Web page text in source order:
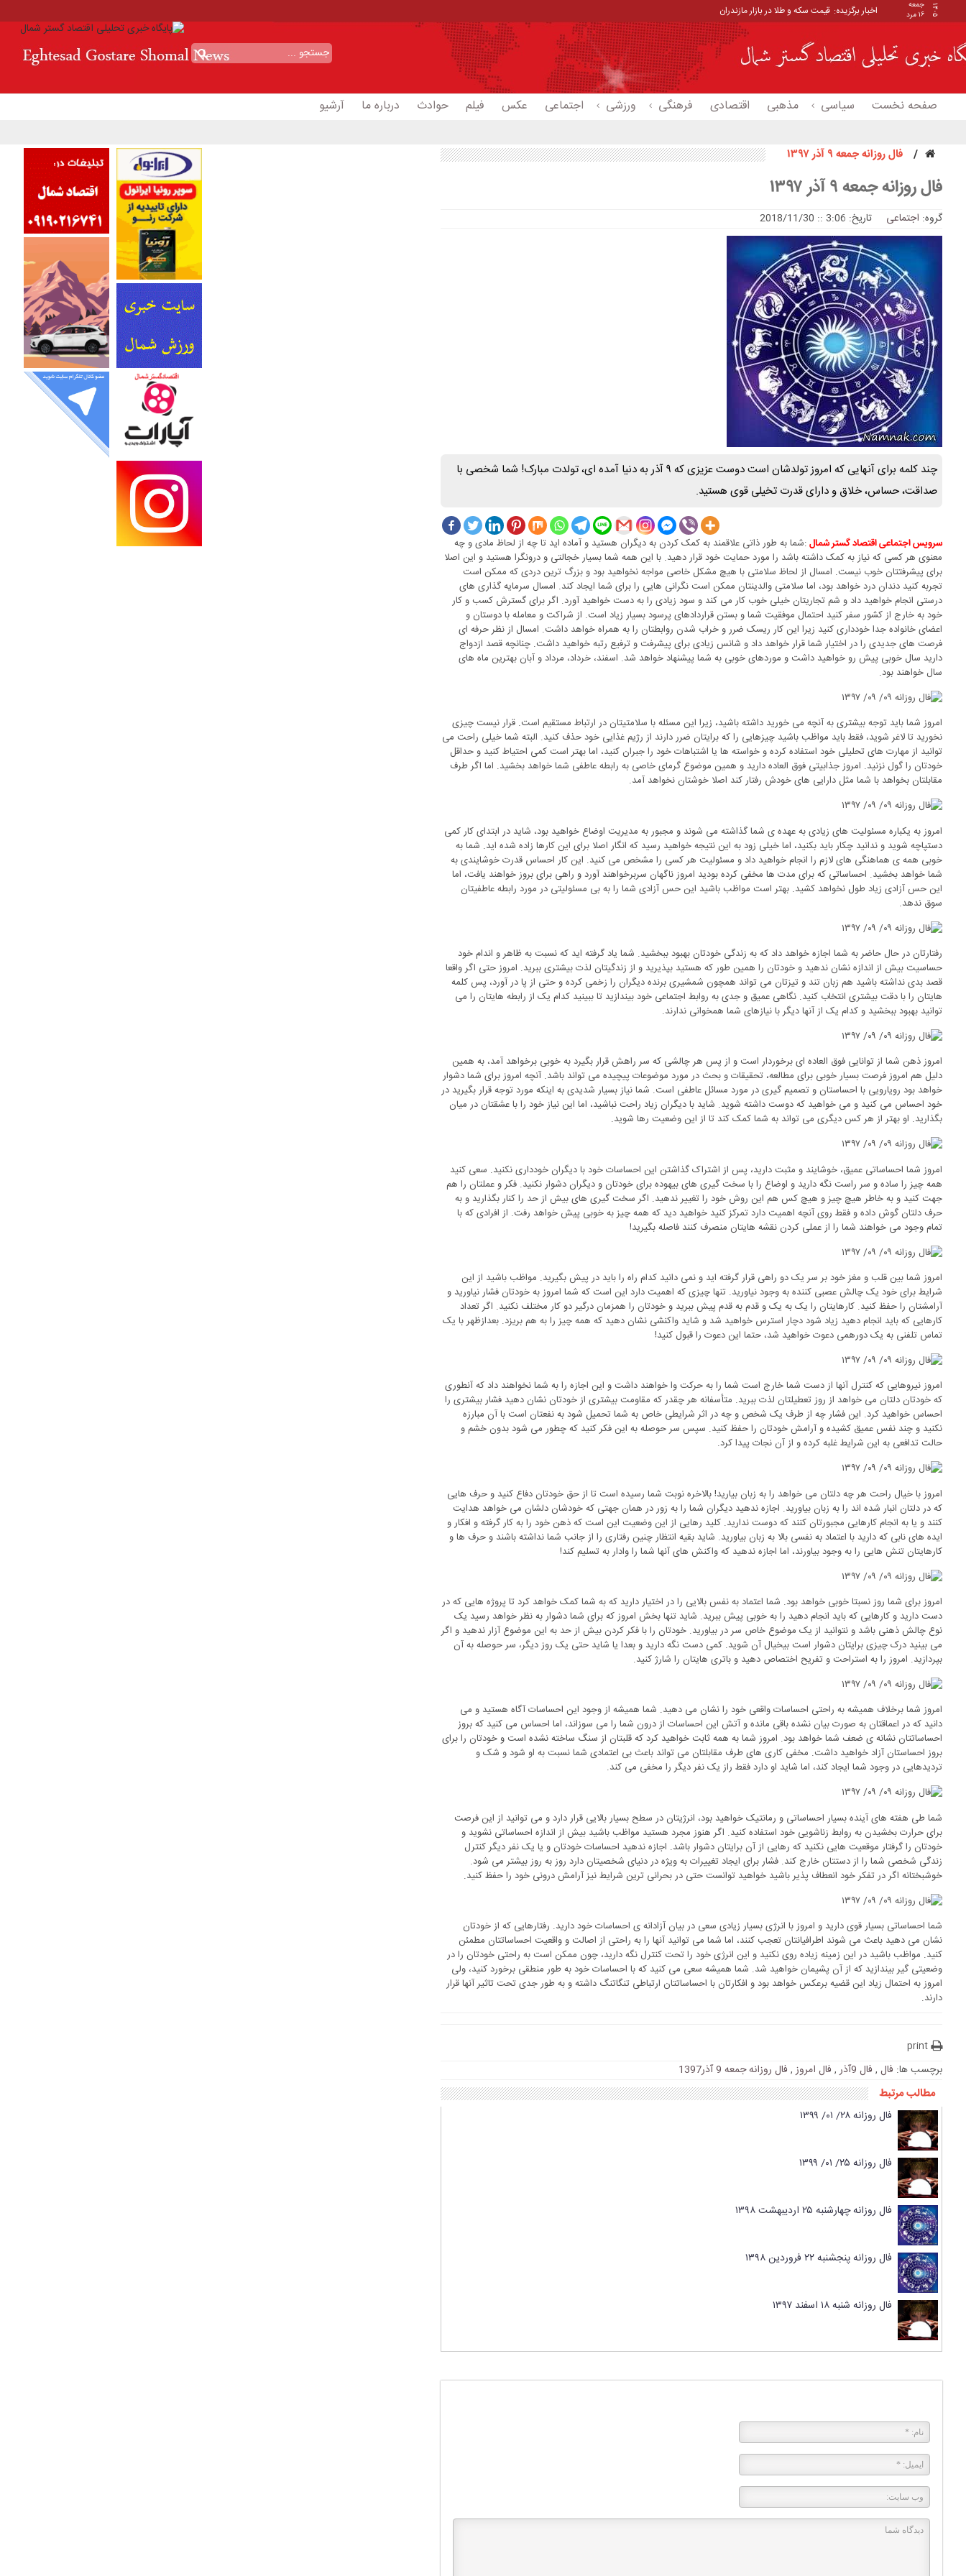
۱۴۰۵
جمعه
۱۶ مرد
اخبار برگزیده: قیمت سکه و طلا در بازار مازندران
صفحه نخست سیاسی مذهبی اقتصادی فرهنگی ورزشی اجتماعی عکس فیلم حوادث درباره ما آرشیو
فال روزانه جمعه ۹ آذر ۱۳۹۷
فال روزانه جمعه ۹ آذر ۱۳۹۷
گروه: اجتماعی تاریخ: 3:06 :: 2018/11/30
چند کلمه برای آنهایی که امروز تولدشان است دوست عزیزی که ۹ آذر به دنیا آمده ای، تولدت مبارک! شما شخصی با
صداقت، حساس، خلاق و دارای قدرت تخیلی قوی هستید.
سرویس اجتماعی اقتصاد گستر شمال :شما به طور ذاتی علاقمند به کمک کردن به دیگران هستید و آماده اید تا چه از لحاظ مادی و چه
معنوی هر کسی که نیاز به کمک داشته باشد را مورد حمایت خود قرار دهید. با این همه شما بسیار خجالتی و درونگرا هستید و این اصلا
برای پیشرفتتان خوب نیست. امسال از لحاظ سلامتی با هیچ مشکل خاصی مواجه نخواهید بود و بزرگ ترین دردی که ممکن است
تجربه کنید دندان درد خواهد بود، اما سلامتی والدینتان ممکن است نگرانی هایی را برای شما ایجاد کند. امسال سرمایه گذاری های
درستی انجام خواهید داد و شم تجاریتان خیلی خوب کار می کند و سود زیادی را به دست خواهید آورد. اگر برای گسترش کسب و کار
خود به خارج از کشور سفر کنید احتمال موفقیت شما و بستن قراردادهای پرسود بسیار زیاد است. از شراکت و معامله با دوستان و
اعضای خانواده جدا خودداری کنید زیرا این کار ریسک ضرر و خراب شدن روابطتان را به همراه خواهد داشت. امسال از نظر حرفه ای
فرصت های جدیدی را در اختیار شما قرار خواهد داد و شانس زیادی برای پیشرفت و ترفیع رتبه خواهید داشت. چنانچه قصد ازدواج
دارید سال خوبی پیش رو خواهید داشت و موردهای خوبی به شما پیشنهاد خواهد شد. اسفند، خرداد، مرداد و آبان بهترین ماه های
سال خواهند بود.
امروز شما باید توجه بیشتری به آنچه می خورید داشته باشید، زیرا این مسئله با سلامتیتان در ارتباط مستقیم است. قرار نیست چیزی
نخورید تا لاغر شوید، فقط باید مواظب باشید چیزهایی را که برایتان ضرر دارند از رژیم غذایی خود حذف کنید. البته شما خیلی راحت می
توانید از مهارت های تحلیلی خود استفاده کرده و خواسته ها یا اشتباهات خود را جبران کنید، اما بهتر است کمی احتیاط کنید و حداقل
خودتان را گول نزنید. امروز جذابیتی فوق العاده دارید و همین موضوع گرمای خاصی به رابطه عاطفی شما خواهد بخشید. اما اگر طرف
مقابلتان بخواهد با شما مثل دارایی های خودش رفتار کند اصلا خوشتان نخواهد آمد.
امروز به یکباره مسئولیت های زیادی به عهده ی شما گذاشته می شوند و مجبور به مدیریت اوضاع خواهید بود، شاید در ابتدای کار کمی
دستپاچه شوید و ندانید چکار باید بکنید، اما خیلی زود به این نتیجه خواهید رسید که انگار اصلا برای این کارها زاده شده اید. شما به
خوبی همه ی هماهنگی های لازم را انجام خواهید داد و مسئولیت هر کسی را مشخص می کنید. این کار احساس قدرت خوشایندی به
شما خواهد بخشید. احساساتی که برای مدت ها مخفی کرده بودید امروز ناگهان سربرخواهند آورد و راهی برای بروز خواهند یافت، اما
این حس آزادی زیاد طول نخواهد کشید. بهتر است مواظب باشید این حس آزادی شما را به بی مسئولیتی در مورد رابطه عاطفیتان
سوق ندهد.
رفتارتان در حال حاضر به شما اجازه خواهد داد که به زندگی خودتان بهبود ببخشید. شما یاد گرفته اید که نسبت به ظاهر و اندام خود
حساسیت بیش از اندازه نشان ندهید و خودتان را همین طور که هستید بپذیرید و از زندگیتان لذت بیشتری ببرید. امروز حتی اگر واقعا
قصد بدی نداشته باشید هم زبان تند و تیزتان می تواند همچون شمشیری برنده دیگران را زخمی کرده و حتی از پا در آورد، پس کلمه
هایتان را با دقت بیشتری انتخاب کنید. نگاهی عمیق و جدی به روابط اجتماعی خود بیندازید تا ببینید کدام یک از رابطه هایتان را می
توانید بهبود ببخشید و کدام یک از آنها دیگر با نیازهای شما همخوانی ندارند.
امروز ذهن شما از توانایی فوق العاده ای برخوردار است و از پس هر چالشی که سر راهش قرار بگیرد به خوبی برخواهد آمد، به همین
دلیل هم امروز فرصت بسیار خوبی برای مطالعه، تحقیقات و بحث در مورد موضوعات پیچیده می تواند باشد. آنچه امروز برای شما دشوار
خواهد بود رویارویی با احساستان و تصمیم گیری در مورد مسائل عاطفی است. شما نیاز بسیار شدیدی به اینکه مورد توجه قرار بگیرید در
خود احساس می کنید و می خواهید که دوست داشته شوید. شاید با دیگران زیاد راحت نباشید، اما این نیاز خود را با عشقتان در میان
بگذارید. او بهتر از هر کس دیگری می تواند به شما کمک کند تا از این وضعیت رها شوید.
امروز شما احساساتی عمیق، خوشایند و مثبت دارید، پس از اشتراک گذاشتن این احساسات خود با دیگران خودداری نکنید. سعی کنید
همه چیز را ساده و سر راست نگه دارید و اوضاع را با سخت گیری های بیهوده برای خودتان و دیگران دشوار نکنید. فکر و عملتان را هم
جهت کنید و به خاطر هیچ چیز و هیچ کس هم این روش خود را تغییر ندهید. اگر سخت گیری های بیش از حد را کنار بگذارید و به
حرف دلتان گوش داده و فقط روی آنچه اهمیت دارد تمرکز کنید خواهید دید که همه چیز به خوبی پیش خواهد رفت. از افرادی که با
تمام وجود می خواهند شما را از عملی کردن نقشه هایتان منصرف کنند فاصله بگیرید!
امروز شما بین قلب و مغز خود بر سر یک دو راهی قرار گرفته اید و نمی دانید کدام راه را باید در پیش بگیرید. مواظب باشید از این
شرایط برای خود یک چالش عصبی کننده به وجود نیاورید. تنها چیزی که اهمیت دارد این است که شما امروز به خودتان فشار نیاورید و
آرامشتان را حفظ کنید. کارهایتان را یک به یک و قدم به قدم پیش ببرید و خودتان را همزمان درگیر دو کار مختلف نکنید. اگر تعداد
کارهایی که باید انجام دهید زیاد شود دچار استرس خواهید شد و شاید واکنشی نشان دهید که همه چیز را به هم بریزد. بعدازظهر با یک
تماس تلفنی به یک دورهمی دعوت خواهید شد، حتما این دعوت را قبول کنید!
امروز نیروهایی که کنترل آنها از دست شما خارج است شما را به حرکت وا خواهند داشت و این اجازه را به شما نخواهند داد که آنطوری
که خودتان دلتان می خواهد از روز تعطیلتان لذت ببرید. متأسفانه هر چقدر که مقاومت بیشتری از خودتان نشان دهید فشار بیشتری را
احساس خواهید کرد. این فشار چه از طرف یک شخص و چه در اثر شرایطی خاص به شما تحمیل شود به نفعتان است با آن مبارزه
نکنید و چند نفس عمیق کشیده و آرامش خودتان را حفظ کنید. سپس سر حوصله به این فکر کنید که چطور می شود بدون خشم و
حالت تدافعی به این شرایط غلبه کرده و از آن نجات پیدا کرد.
امروز با خیال راحت هر چه دلتان می خواهد را به زبان بیارید! بالاخره نوبت شما رسیده است تا از حق خودتان دفاع کنید و حرف هایی
که در دلتان انبار شده اند را به زبان بیاورید. اجازه ندهید دیگران شما را به زور در همان جهتی که خودشان دلشان می خواهد هدایت
کنند و یا به انجام کارهایی مجبورتان کنند که دوست ندارید. کلید رهایی از این وضعیت این است که ذهن خود را به کار گرفته و افکار و
ایده های نابی که دارید با اعتماد به نفسی بالا به زبان بیاورید. شاید بقیه انتظار چنین رفتاری را از جانب شما نداشته باشند و حرف ها و
کارهایتان تنش هایی را به وجود بیاورند، اما اجازه ندهید که واکنش های آنها شما را وادار به تسلیم کند!
امروز برای شما روز نسبتا خوبی خواهد بود. شما اعتماد به نفس بالایی را در اختیار دارید که به شما کمک خواهد کرد تا پروژه هایی که در
دست دارید و کارهایی که باید انجام دهید را به خوبی پیش ببرید. شاید تنها بخش امروز که برای شما دشوار به نظر خواهد رسید یک
نوع چالش ذهنی باشد و نتوانید از یک موضوع خاص سر در بیاورید. خودتان را با فکر کردن بیش از حد به این موضوع آزار ندهید و اگر
می بینید درک چیزی برایتان دشوار است بیخیال آن شوید. کمی دست نگه دارید و بعدا یا شاید حتی یک روز دیگر، سر حوصله به آن
بپردازید. امروز را به استراحت و تفریح اختصاص دهید و باتری هایتان را شارژ کنید.
امروز شما برخلاف همیشه به راحتی احساسات واقعی خود را نشان می دهید. شما همیشه از وجود این احساسات آگاه هستید و می
دانید که در اعماقتان به صورت بیان نشده باقی مانده و آتش این احساسات از درون شما را می سوزاند، اما احساس می کنید که بروز
احساساتتان نشانه ی ضعف شما خواهد بود. امروز شما به همه ثابت خواهید کرد که قلبتان از سنگ ساخته نشده است و خودتان را برای
بروز احساستان آزاد خواهید داشت. مخفی کاری های طرف مقابلتان می تواند باعث بی اعتمادی شما نسبت به او شود و شک و
تردیدهایی در وجود شما ایجاد کند، اما شاید او دارد فقط راز یک نفر دیگر را مخفی می کند.
شما طی هفته های آینده بسیار احساساتی و رمانتیک خواهید بود، انرژیتان در سطح بسیار بالایی قرار دارد و می توانید از این فرصت
برای حرارت بخشیدن به روابط زناشویی خود استفاده کنید. اگر هنوز مجرد هستید مواظب باشید بیش از اندازه احساساتی نشوید و
خودتان را گرفتار موقعیت هایی نکنید که رهایی از آن برایتان دشوار باشد. اجازه ندهید احساسات خودتان و یا یک نفر دیگر کنترل
زندگی شخصی شما را از دستتان خارج کند. فشار برای ایجاد تغییرات به ویژه در دنیای شخصیتان دارد روز به روز بیشتر می شود.
خوشبختانه اگر در تفکر خود انعطاف پذیر باشید خواهید توانست حتی در بحرانی ترین شرایط نیز آرامش درونی خود را حفظ کنید.
شما احساساتی بسیار قوی دارید و امروز با انرژی بسیار زیادی سعی در بیان آزادانه ی احساسات خود دارید. رفتارهایی که از خودتان
نشان می دهید باعث می شوند اطرافیانتان تعجب کنند، اما شما می توانید آنها را به راحتی از اصالت و واقعیت احساساتتان مطمئن
کنید. مواظب باشید در این زمینه زیاده روی نکنید و این انرژی خود را تحت کنترل نگه دارید، چون ممکن است به راحتی خودتان را در
وضعیتی گیر بیندازید که از آن پشیمان خواهید شد. شما همیشه سعی می کنید که با احساسات خود به طور منطقی برخورد کنید، ولی
امروز به احتمال زیاد این قضیه برعکس خواهد بود و افکارتان با احساساتتان ارتباطی تنگاتنگ داشته و به طور جدی تحت تاثیر آنها قرار
دارند.
print
برچسب ها: فال , فال 9آذر , فال امروز, فال روزانه جمعه 9 آذر1397
مطالب مرتبط
فال روزانه ۲۸/ ۰۱/ ۱۳۹۹
فال روزانه ۲۵/ ۰۱/ ۱۳۹۹
فال روزانه چهارشنبه ۲۵ اردیبهشت ۱۳۹۸
فال روزانه پنجشنبه ۲۲ فروردین ۱۳۹۸
فال روزانه شنبه ۱۸ اسفند ۱۳۹۷